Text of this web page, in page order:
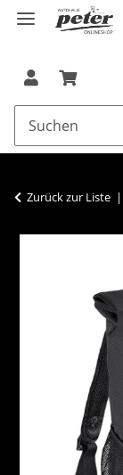
Zurück zur Liste